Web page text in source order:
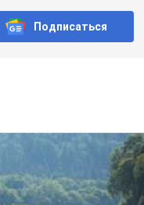
Подписаться